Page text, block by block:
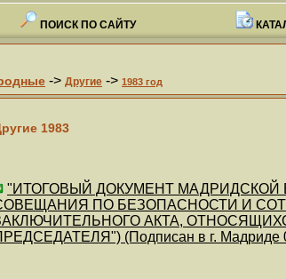
ПОИСК ПО САЙТУ
-> Другие -> 1983 год
1983
"ИТОГОВЫЙ ДОКУМЕНТ МАДРИДСКОЙ
ПО БЕЗОПАСНОСТИ И
АКТА,
(Подписан в г. Мадриде